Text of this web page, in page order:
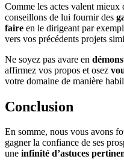
Comme les actes valent mieux
conseillons de lui fournir des
faire en le dirigeant par
vers vos précédents projets
Ne soyez pas avare en
affirmez vos propos et osez
votre domaine de manière
Conclusion
En somme, nous vous avons
gagner la confiance de ses
une infinité d’astuces